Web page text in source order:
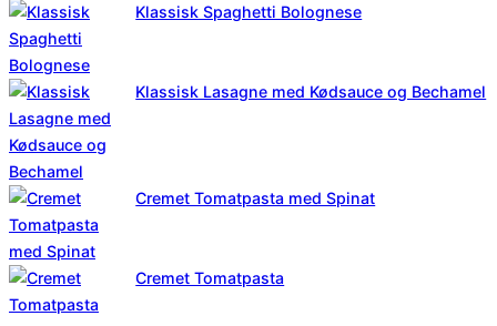
Klassisk Spaghetti Bolognese
Klassisk Lasagne med Kødsauce og Bechamel
Cremet Tomatpasta med Spinat
Cremet Tomatpasta